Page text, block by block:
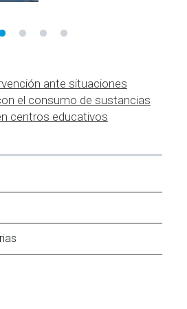
ante situaciones
el consumo de sustancias
centros educativos